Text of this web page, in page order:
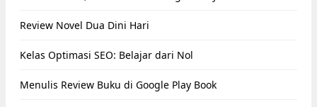
Review Novel Dua Dini Hari
Kelas Optimasi SEO: Belajar dari Nol
Menulis Review Buku di Google Play Book